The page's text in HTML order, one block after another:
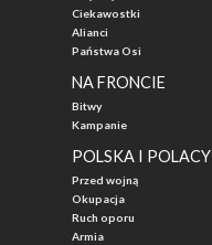
Ciekawostki
Alianci
Państwa Osi
NA FRONCIE
Bitwy
Kampanie
POLSKA I POLACY
Przed wojną
Okupacja
Ruch oporu
Armia